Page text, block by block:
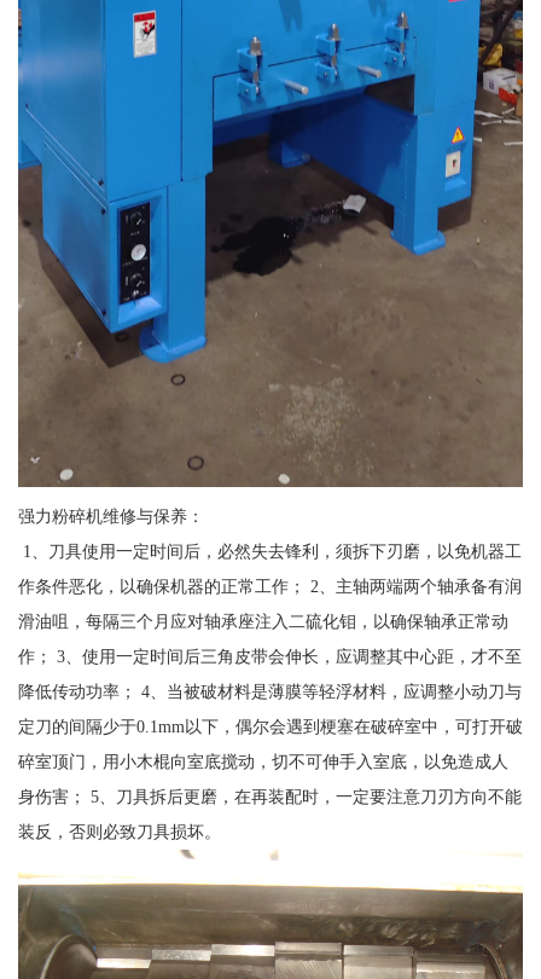
强力粉碎机维修与保养：
1、刀具使用一定时间后，必然失去锋利，须拆下刃磨，以免机器工
作条件恶化，以确保机器的正常工作； 2、主轴两端两个轴承备有润
滑油咀，每隔三个月应对轴承座注入二硫化钼，以确保轴承正常动
作； 3、使用一定时间后三角皮带会伸长，应调整其中心距，才不至
降低传动功率； 4、当被破材料是薄膜等轻浮材料，应调整小动刀与
定刀的间隔少于0.1mm以下，偶尔会遇到梗塞在破碎室中，可打开破
碎室顶门，用小木棍向室底搅动，切不可伸手入室底，以免造成人
身伤害； 5、刀具拆后更磨，在再装配时，一定要注意刀刃方向不能
装反，否则必致刀具损坏。